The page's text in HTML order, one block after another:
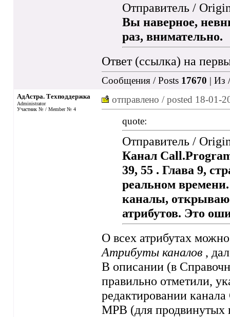
Отправитель /
Вы наверное,
раз, внимательно.
Ответ (ссылка) на
Сообщения / Posts 17670 | Из
АдАстра. Техподдержка
Administrator
Участник № / Member № 4
отправлено / posted 18-01-
quote:
Отправитель /
Канал
39, 55 . Глава 9,
реальном
каналы, открываю
атрибутов. Это
О всех атрибутах
Атрибуты каналов ,
В описании (в
правильно отметили,
редактировании
МРВ (для продвинутых